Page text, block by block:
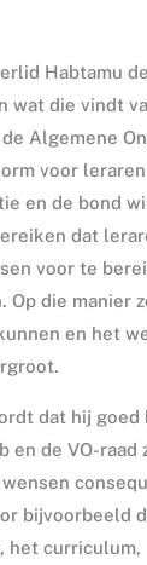
Habtamu
wat die vindt
Algemene
voor
en de bond
dat
voor te
Op die manier
en het
dat hij goed
en de VO-raad
bijvoorbeeld
het curriculum,